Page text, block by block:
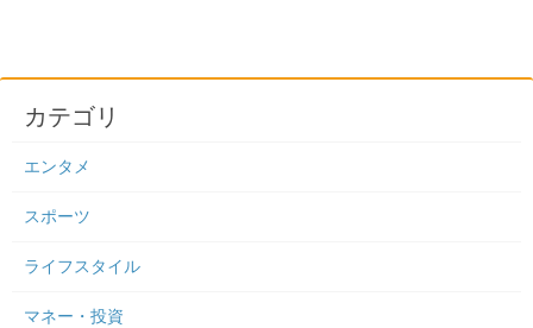
カテゴリ
エンタメ
スポーツ
ライフスタイル
マネー・投資